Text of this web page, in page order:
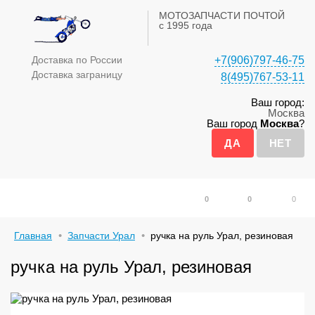
МОТОЗАПЧАСТИ ПОЧТОЙ
с 1995 года
Доставка по России
Доставка заграницу
+7(906)797-46-75
8(495)767-53-11
Ваш город:
Москва
Ваш город Москва?
0
0 0
Главная Запчасти Урал ручка на руль Урал, резиновая
ручка на руль Урал, резиновая